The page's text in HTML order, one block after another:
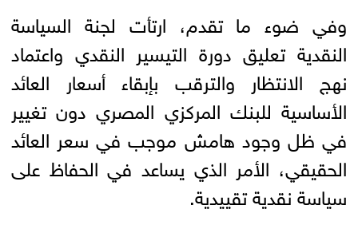
وفي ضوء ما تقدم، ارتأت لجنة السياسة
النقدية تعليق دورة التيسير النقدي واعتماد
نهج الانتظار والترقب بإبقاء أسعار العائد
الأساسية للبنك المركزي المصري دون تغيير
في ظل وجود هامش موجب في سعر العائد
الحقيقي، الأمر الذي يساعد في الحفاظ على
سياسة نقدية تقييدية.